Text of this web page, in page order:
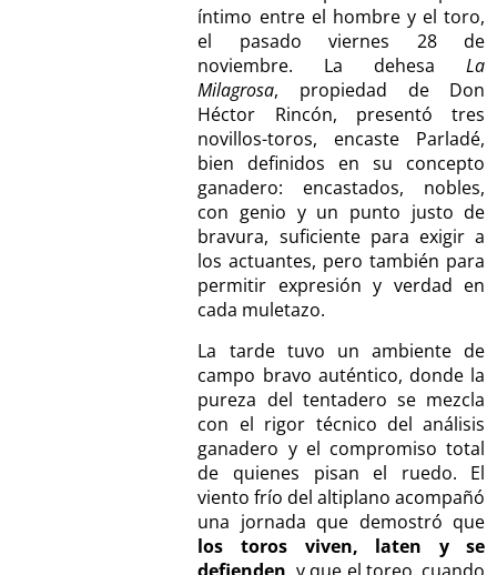
íntimo entre el hombre y el toro,
el pasado viernes 28 de
noviembre. La dehesaLa
Milagrosa, propiedad de Don
Héctor Rincón, presentó tres
novillos-toros, encaste Parladé,
bien definidos en su concepto
ganadero: encastados, nobles,
con genio y un punto justo de
bravura, suficiente para exigir a
los actuantes, pero también para
permitir expresión y verdad en
cada muletazo.
La tarde tuvo un ambiente de
campo bravo auténtico, donde la
pureza del tentadero se mezcla
con el rigor técnico del análisis
ganadero y el compromiso total
de quienes pisan el ruedo. El
viento frío del altiplano acompañó
una jornada que demostró que
los toros viven, laten y se